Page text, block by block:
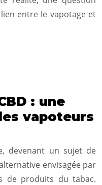
entre le vapotage et
: une
vapoteurs
devenant un sujet de
envisagée par
de produits du tabac.